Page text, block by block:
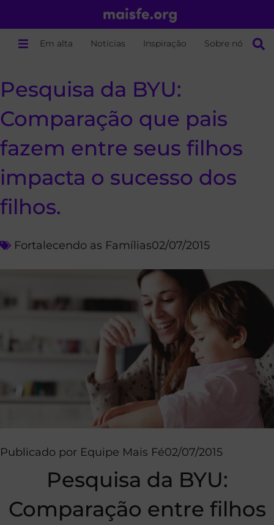
Em alta Notícias Inspiração Sobre nós
Pesquisa da BYU:
Comparação que pais
fazem entre seus filhos
impacta o sucesso dos
filhos.
Fortalecendo as Famílias02/07/2015
Publicado por Equipe Mais Fé02/07/2015
Pesquisa da BYU:
Comparação entre filhos